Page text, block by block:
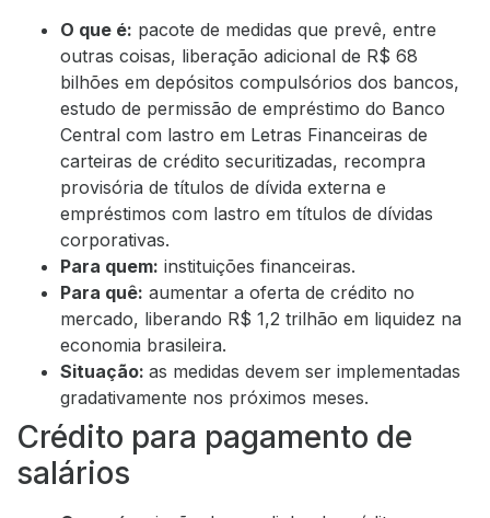
O que é: pacote de medidas que prevê, entre
outras coisas, liberação adicional de R$ 68
bilhões em depósitos compulsórios dos bancos,
estudo de permissão de empréstimo do Banco
Central com lastro em Letras Financeiras de
carteiras de crédito securitizadas, recompra
provisória de títulos de dívida externa e
empréstimos com lastro em títulos de dívidas
corporativas.
Para quem: instituições financeiras.
Para quê: aumentar a oferta de crédito no
mercado, liberando R$ 1,2 trilhão em liquidez na
economia brasileira.
Situação: as medidas devem ser implementadas
gradativamente nos próximos meses.
Crédito para pagamento de
salários